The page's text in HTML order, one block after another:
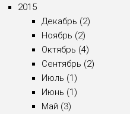
2015
Декабрь (2)
Ноябрь (2)
Октябрь (4)
Сентябрь (2)
Июль (1)
Июнь (1)
Май (3)